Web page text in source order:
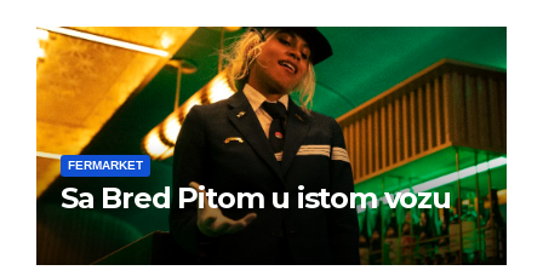
FERMARKET
Sa Bred Pitom u istom vozu